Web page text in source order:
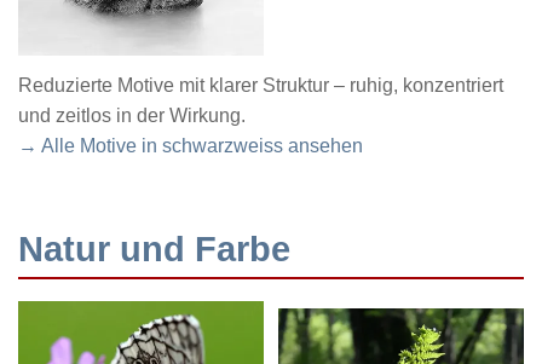
Reduzierte Motive mit klarer Struktur – ruhig, konzentriert
und zeitlos in der Wirkung.
→ Alle Motive in schwarzweiss ansehen
Natur und Farbe